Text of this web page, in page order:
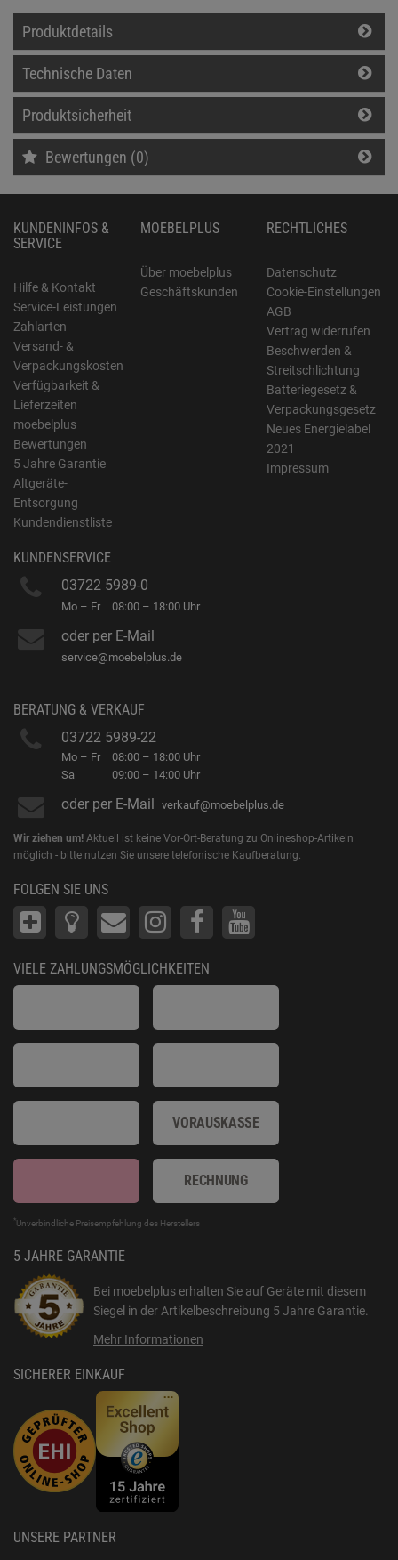
Produktdetails
Technische Daten
Produktsicherheit
Bewertungen (0)
KUNDENINFOS &
SERVICE
Hilfe & Kontakt
Service-Leistungen
Zahlarten
Versand- &
Verpackungskosten
Verfügbarkeit &
Lieferzeiten
moebelplus
Bewertungen
5 Jahre Garantie
Altgeräte-
Entsorgung
Kundendienstliste
MOEBELPLUS
Über moebelplus
Geschäftskunden
RECHTLICHES
Datenschutz
Cookie-Einstellungen
AGB
Vertrag widerrufen
Beschwerden &
Streitschlichtung
Batteriegesetz &
Verpackungsgesetz
Neues Energielabel
2021
Impressum
KUNDENSERVICE
03722 5989-0
Mo – Fr 08:00 – 18:00 Uhr
oder per E-Mail
service@moebelplus.de
BERATUNG & VERKAUF
03722 5989-22
Mo – Fr
Sa
08:00 – 18:00 Uhr
09:00 – 14:00 Uhr
oder per E-Mail verkauf@moebelplus.de
Wir ziehen um! Aktuell ist keine Vor-Ort-Beratung zu Onlineshop-Artikeln
möglich - bitte nutzen Sie unsere telefonische Kaufberatung.
FOLGEN SIE UNS
VIELE ZAHLUNGSMÖGLICHKEITEN
VORAUSKASSE
RECHNUNG
*Unverbindliche Preisempfehlung des Herstellers
5 JAHRE GARANTIE
Bei moebelplus erhalten Sie auf Geräte mit diesem
Siegel in der Artikelbeschreibung 5 Jahre Garantie.
Mehr Informationen
SICHERER EINKAUF
UNSERE PARTNER